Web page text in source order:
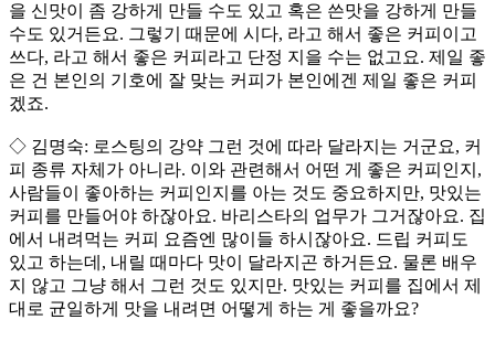
을 신맛이 좀 강하게 만들 수도 있고 혹은 쓴맛을 강하게 만들
수도 있거든요. 그렇기 때문에 시다, 라고 해서 좋은 커피이고
쓰다, 라고 해서 좋은 커피라고 단정 지을 수는 없고요. 제일 좋
은 건 본인의 기호에 잘 맞는 커피가 본인에겐 제일 좋은 커피
겠죠.
◇ 김명숙: 로스팅의 강약 그런 것에 따라 달라지는 거군요, 커
피 종류 자체가 아니라. 이와 관련해서 어떤 게 좋은 커피인지,
사람들이 좋아하는 커피인지를 아는 것도 중요하지만, 맛있는
커피를 만들어야 하잖아요. 바리스타의 업무가 그거잖아요. 집
에서 내려먹는 커피 요즘엔 많이들 하시잖아요. 드립 커피도
있고 하는데, 내릴 때마다 맛이 달라지곤 하거든요. 물론 배우
지 않고 그냥 해서 그런 것도 있지만. 맛있는 커피를 집에서 제
대로 균일하게 맛을 내려면 어떻게 하는 게 좋을까요?